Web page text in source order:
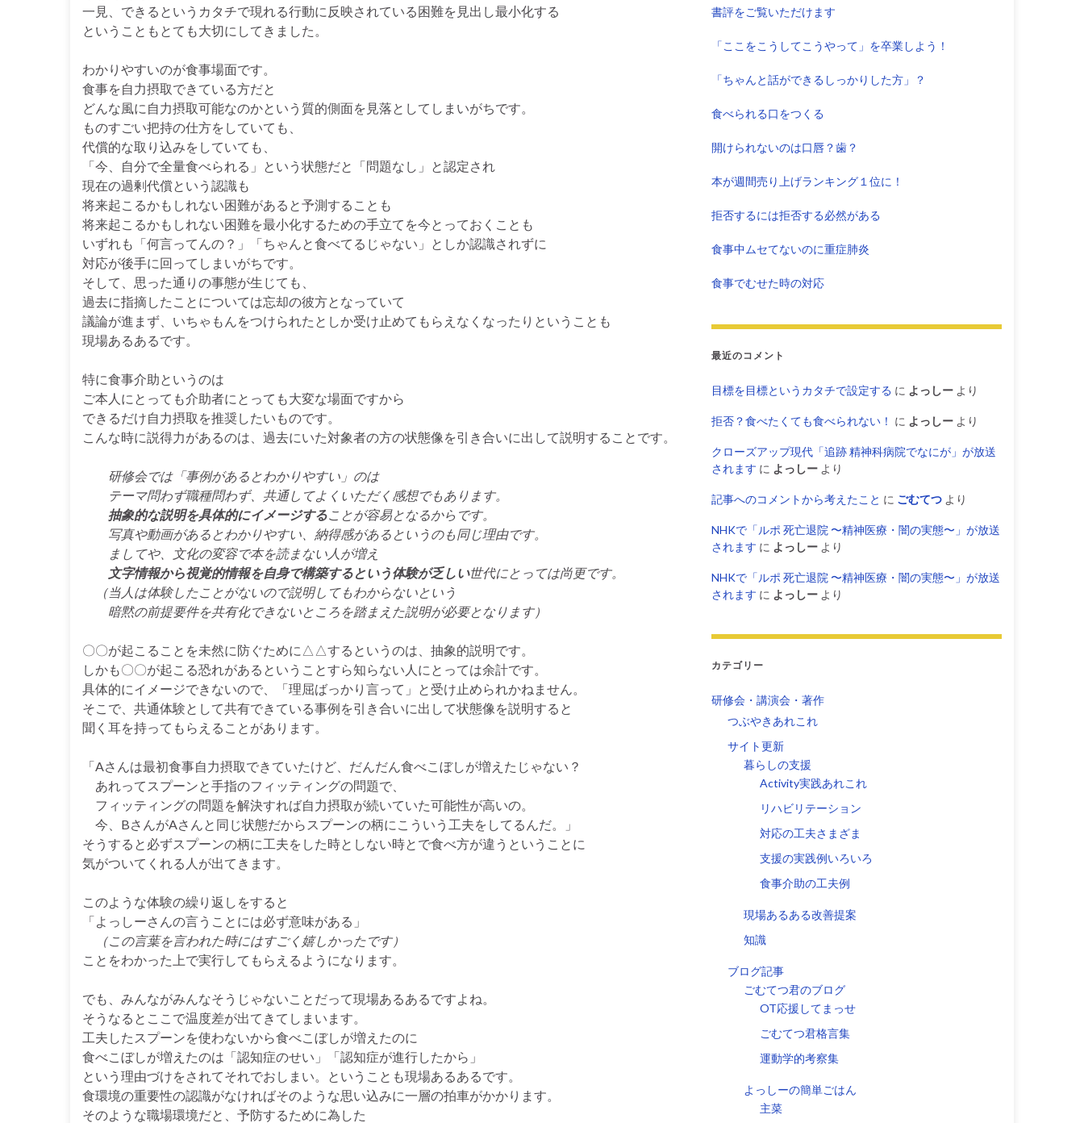
一見、できるというカタチで現れる行動に反映されている困難を見出し最小化する
ということもとても大切にしてきました。
わかりやすいのが食事場面です。
食事を自力摂取できている方だと
どんな風に自力摂取可能なのかという質的側面を見落としてしまいがちです。
ものすごい把持の仕方をしていても、
代償的な取り込みをしていても、
「今、自分で全量食べられる」という状態だと「問題なし」と認定され
現在の過剰代償という認識も
将来起こるかもしれない困難があると予測することも
将来起こるかもしれない困難を最小化するための手立てを今とっておくことも
いずれも「何言ってんの？」「ちゃんと食べてるじゃない」としか認識されずに
対応が後手に回ってしまいがちです。
そして、思った通りの事態が生じても、
過去に指摘したことについては忘却の彼方となっていて
議論が進まず、いちゃもんをつけられたとしか受け止めてもらえなくなったりということも
現場あるあるです。
特に食事介助というのは
ご本人にとっても介助者にとっても大変な場面ですから
できるだけ自力摂取を推奨したいものです。
こんな時に説得力があるのは、過去にいた対象者の方の状態像を引き合いに出して説明することです。
研修会では「事例があるとわかりやすい」のは
テーマ問わず職種問わず、共通してよくいただく感想でもあります。
抽象的な説明を具体的にイメージすることが容易となるからです。
写真や動画があるとわかりやすい、納得感があるというのも同じ理由です。
ましてや、文化の変容で本を読まない人が増え
文字情報から視覚的情報を自身で構築するという体験が乏しい世代にとっては尚更です。
（当人は体験したことがないので説明してもわからないという
暗黙の前提要件を共有化できないところを踏まえた説明が必要となります）
〇〇が起こることを未然に防ぐために△△するというのは、抽象的説明です。
しかも〇〇が起こる恐れがあるということすら知らない人にとっては余計です。
具体的にイメージできないので、「理屈ばっかり言って」と受け止められかねません。
そこで、共通体験として共有できている事例を引き合いに出して状態像を説明すると
聞く耳を持ってもらえることがあります。
「Aさんは最初食事自力摂取できていたけど、だんだん食べこぼしが増えたじゃない？
あれってスプーンと手指のフィッティングの問題で、
フィッティングの問題を解決すれば自力摂取が続いていた可能性が高いの。
今、BさんがAさんと同じ状態だからスプーンの柄にこういう工夫をしてるんだ。」
そうすると必ずスプーンの柄に工夫をした時としない時とで食べ方が違うということに
気がついてくれる人が出てきます。
このような体験の繰り返しをすると
「よっしーさんの言うことには必ず意味がある」
（この言葉を言われた時にはすごく嬉しかったです）
ことをわかった上で実行してもらえるようになります。
でも、みんながみんなそうじゃないことだって現場あるあるですよね。
そうなるとここで温度差が出てきてしまいます。
工夫したスプーンを使わないから食べこぼしが増えたのに
食べこぼしが増えたのは「認知症のせい」「認知症が進行したから」
という理由づけをされてそれでおしまい。ということも現場あるあるです。
食環境の重要性の認識がなければそのような思い込みに一層の拍車がかかります。
そのような職場環境だと、予防するために為した
書評をご覧いただけます
「ここをこうしてこうやって」を卒業しよう！
「ちゃんと話ができるしっかりした方」？
食べられる口をつくる
開けられないのは口唇？歯？
本が週間売り上げランキング１位に！
拒否するには拒否する必然がある
食事中ムセてないのに重症肺炎
食事でむせた時の対応
最近のコメント
目標を目標というカタチで設定する に よっしー より
拒否？食べたくても食べられない！ に よっしー より
クローズアップ現代「追跡 精神科病院でなにが」が放送
されます に よっしー より
記事へのコメントから考えたこと に ごむてつ より
NHKで「ルポ 死亡退院 〜精神医療・闇の実態〜」が放送
されます に よっしー より
NHKで「ルポ 死亡退院 〜精神医療・闇の実態〜」が放送
されます に よっしー より
カテゴリー
研修会・講演会・著作
つぶやきあれこれ
サイト更新
暮らしの支援
Activity実践あれこれ
リハビリテーション
対応の工夫さまざま
支援の実践例いろいろ
食事介助の工夫例
現場あるある改善提案
知識
ブログ記事
ごむてつ君のブログ
OT応援してまっせ
ごむてつ君格言集
運動学的考察集
よっしーの簡単ごはん
主菜